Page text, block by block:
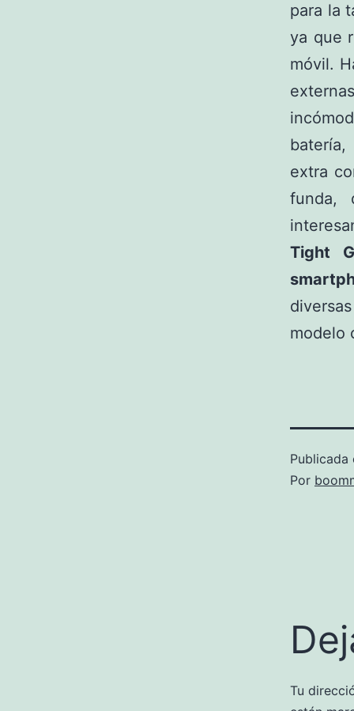
para la
ya que
móvil.
extra
funda,
Tight
modelo
Por
Tu